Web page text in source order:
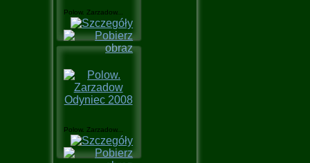
Polow. Zarzadow...
Polow. Zarzadow...